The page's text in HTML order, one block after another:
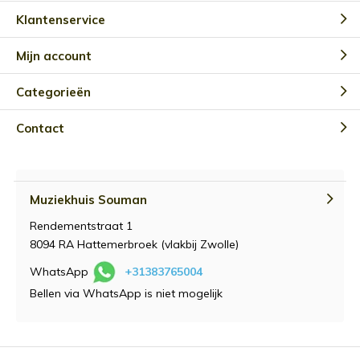
Klantenservice
Mijn account
Categorieën
Contact
Muziekhuis Souman
Rendementstraat 1
8094 RA Hattemerbroek (vlakbij Zwolle)
WhatsApp
+31383765004
Bellen via WhatsApp is niet mogelijk